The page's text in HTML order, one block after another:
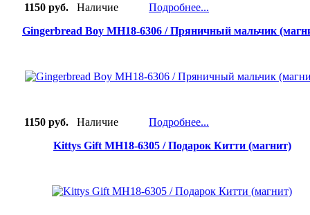
1150 руб. Наличие
Подробнее...
Gingerbread Boy MH18-6306 / Пряничный мальчик
1150 руб. Наличие
Подробнее...
Kittys Gift MH18-6305 / Подарок Китти (магнит)